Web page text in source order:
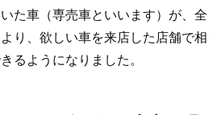
た車（専売車といいます）が、全
り、欲しい車を来店した店舗で相
るようになりました。